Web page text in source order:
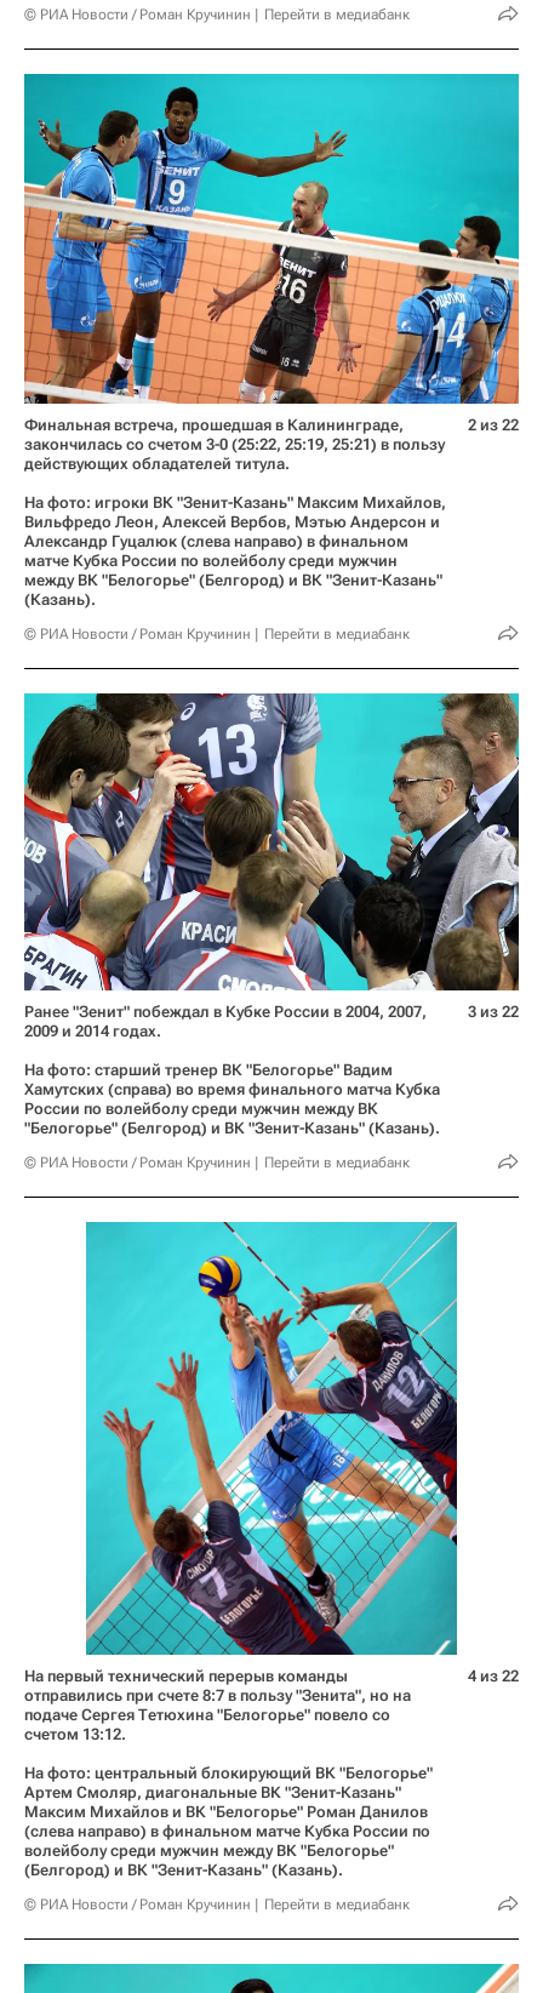
© РИА Новости / Роман Кручинин Перейти в медиабанк
Финальная встреча, прошедшая в Калининграде,
закончилась со счетом 3-0 (25:22, 25:19, 25:21) в пользу
действующих обладателей титула.
На фото: игроки ВК "Зенит-Казань" Максим Михайлов,
Вильфредо Леон, Алексей Вербов, Мэтью Андерсон и
Александр Гуцалюк (слева направо) в финальном
матче Кубка России по волейболу среди мужчин
между ВК "Белогорье" (Белгород) и ВК "Зенит-Казань"
(Казань).
© РИА Новости / Роман Кручинин Перейти в медиабанк
2 из 22
Ранее "Зенит" побеждал в Кубке России в 2004, 2007,
2009 и 2014 годах.
На фото: старший тренер ВК "Белогорье" Вадим
Хамутских (справа) во время финального матча Кубка
России по волейболу среди мужчин между ВК
"Белогорье" (Белгород) и ВК "Зенит-Казань" (Казань).
© РИА Новости / Роман Кручинин Перейти в медиабанк
3 из 22
На первый технический перерыв команды
отправились при счете 8:7 в пользу "Зенита", но на
подаче Сергея Тетюхина "Белогорье" повело со
счетом 13:12.
На фото: центральный блокирующий ВК "Белогорье"
Артем Смоляр, диагональные ВК "Зенит-Казань"
Максим Михайлов и ВК "Белогорье" Роман Данилов
(слева направо) в финальном матче Кубка России по
волейболу среди мужчин между ВК "Белогорье"
(Белгород) и ВК "Зенит-Казань" (Казань).
© РИА Новости / Роман Кручинин Перейти в медиабанк
4 из 22